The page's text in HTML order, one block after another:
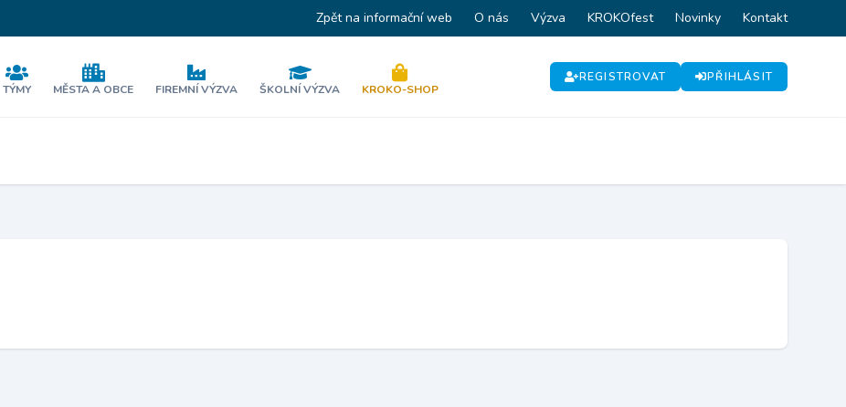
Zpět na informační web O nás Výzva KROKOfest Novinky Kontakt
TÝMY MĚSTA A OBCE FIREMNÍ VÝZVA ŠKOLNÍ VÝZVA KROKO-SHOP
REGISTROVAT PŘIHLÁSIT